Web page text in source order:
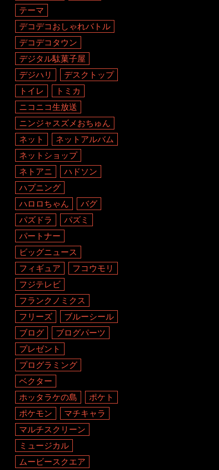
テーマ
デコデコおしゃれバトル
デコデコタウン
デジタル駄菓子屋
デジハリ
デスクトップ
トイレ
トミカ
ニコニコ生放送
ニンジャスズメおちゅん
ネット
ネットアルバム
ネットショップ
ネトアニ
ハドソン
ハプニング
ハロロちゃん
バグ
パズドラ
パズミ
パートナー
ビッグニュース
フィギュア
フコウモリ
フジテレビ
フランクノミクス
フリーズ
ブルーシール
ブログ
ブログパーツ
プレゼント
プログラミング
ベクター
ホッタラケの島
ポケト
ポケモン
マチキャラ
マルチスクリーン
ミュージカル
ムービースクエア